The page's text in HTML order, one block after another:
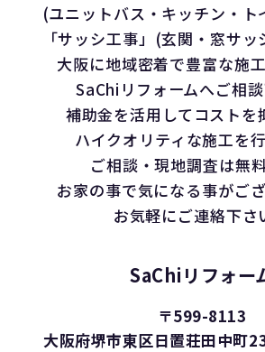
(ユニットバス・キッチン・ト
「サッシ工事」(玄関・窓サ
大阪に地域密着で豊富な施
SaChiリフォームへご相談
補助金を活用してコストを
ハイクオリティな施工を行
ご相談・現地調査は無料
お家の事で気になる事がご
お気軽にご連絡下さ
SaChiリフォー
〒599-8113
大阪府堺市東区日置荘田中町